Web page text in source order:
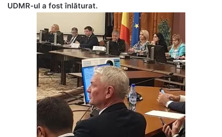
UDMR-ul a fost înlăturat.